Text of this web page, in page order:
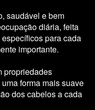
saudável e bem
diária, feita
para cada
importante.
propriedades
forma mais suave
dos cabelos a cada